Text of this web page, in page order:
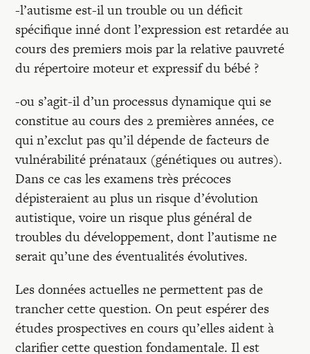
-l’autisme est-il un trouble ou un déficit
spécifique inné dont l’expression est retardée au
cours des premiers mois par la relative pauvreté
du répertoire moteur et expressif du bébé ?
-ou s’agit-il d’un processus dynamique qui se
constitue au cours des 2 premières années, ce
qui n’exclut pas qu’il dépende de facteurs de
vulnérabilité prénataux (génétiques ou autres).
Dans ce cas les examens très précoces
dépisteraient au plus un risque d’évolution
autistique, voire un risque plus général de
troubles du développement, dont l’autisme ne
serait qu’une des éventualités évolutives.
Les données actuelles ne permettent pas de
trancher cette question. On peut espérer des
études prospectives en cours qu’elles aident à
clarifier cette question fondamentale. Il est